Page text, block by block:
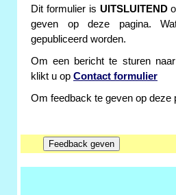
Dit formulier is UITSLUITEND
geven op deze pagina.
gepubliceerd worden.
Om een bericht te sturen
klikt u op Contact formulier
Om feedback te geven op deze